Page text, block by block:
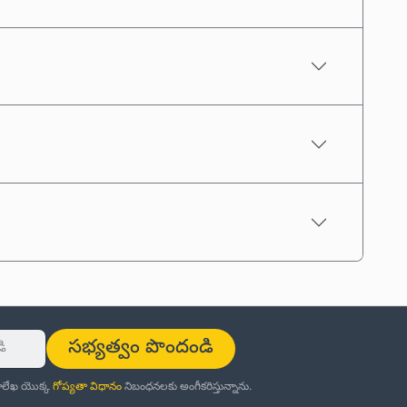
సభ్యత్వం పొందండి
యొక్కగోప్యతా విధానంనిబంధనలకు అంగీకరిస్తున్నాను.